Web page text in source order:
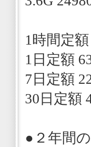
1時間定額
1日定額
7日定額
30日定額
●２年間